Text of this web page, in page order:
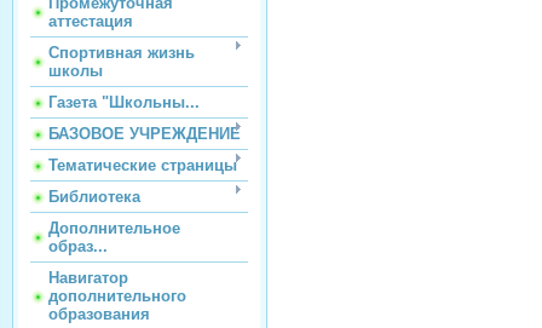
аттестация
Спортивная жизнь
школы
Газета "Школьны...
БАЗОВОЕ УЧРЕЖДЕНИЕ
Тематические страницы
Библиотека
Дополнительное
образ...
Навигатор
дополнительного
образования